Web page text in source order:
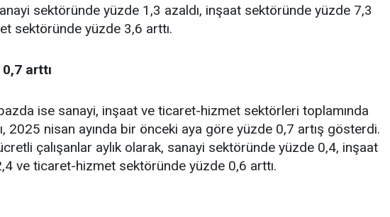
sanayi sektöründe yüzde 1,3 azaldı, inşaat sektöründe yüzde 7,3
sektöründe yüzde 3,6 arttı.
arttı
ise sanayi, inşaat ve ticaret-hizmet sektörleri toplamında
2025 nisan ayında bir önceki aya göre yüzde 0,7 artış gösterdi.
çalışanlar aylık olarak, sanayi sektöründe yüzde 0,4, inşaat
ve ticaret-hizmet sektöründe yüzde 0,6 arttı.